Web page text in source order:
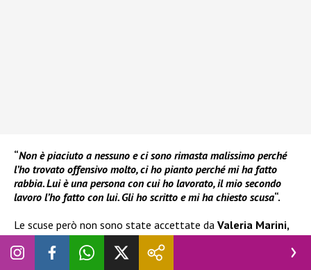
“Non è piaciuto a nessuno e ci sono rimasta malissimo perché
l’ho trovato offensivo molto, ci ho pianto perché mi ha fatto
rabbia. Lui è una persona con cui ho lavorato, il mio secondo
lavoro l’ho fatto con lui. Gli ho scritto e mi ha chiesto scusa“.
Le scuse però non sono state accettate da Valeria Marini,
che le aspettava pubblicamente da parte dell’attore e
comico.“ Questo è un luogo comune dello spettacolo italiano